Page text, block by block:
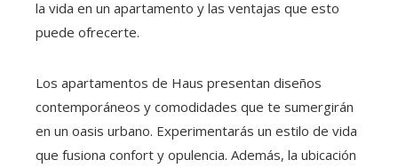
la vida en un apartamento y las ventajas que esto
puede ofrecerte.
Los apartamentos de Haus presentan diseños
contemporáneos y comodidades que te sumergirán
en un oasis urbano. Experimentarás un estilo de vida
que fusiona confort y opulencia. Además, la ubicación